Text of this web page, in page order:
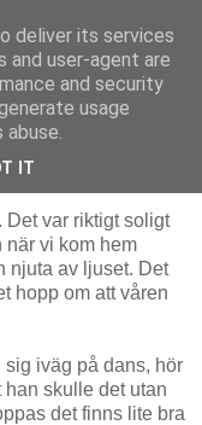
Det var riktigt soligt
när vi kom hem
njuta av ljuset. Det
hopp om att våren
sig iväg på dans, hör
skulle det utan
det finns lite bra
deliver its services
and user-agent are
and security
usage
IT